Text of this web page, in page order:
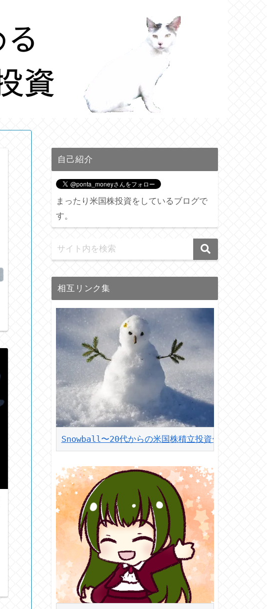
自己紹介
まったり米国株投資をしているブログで
す。
相互リンク集
Snowball〜20代からの米国株積立投資〜